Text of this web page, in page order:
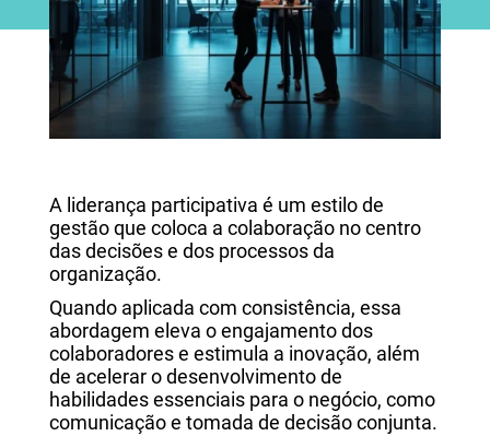
A liderança participativa é um estilo de
gestão que coloca a colaboração no centro
das decisões e dos processos da
organização.
Quando aplicada com consistência, essa
abordagem eleva o engajamento dos
colaboradores e estimula a inovação, além
de acelerar o desenvolvimento de
habilidades essenciais para o negócio, como
comunicação e tomada de decisão conjunta.